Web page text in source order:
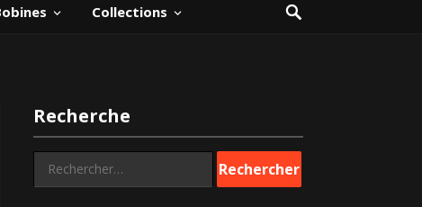
Collections
Recherche
Rechercher :